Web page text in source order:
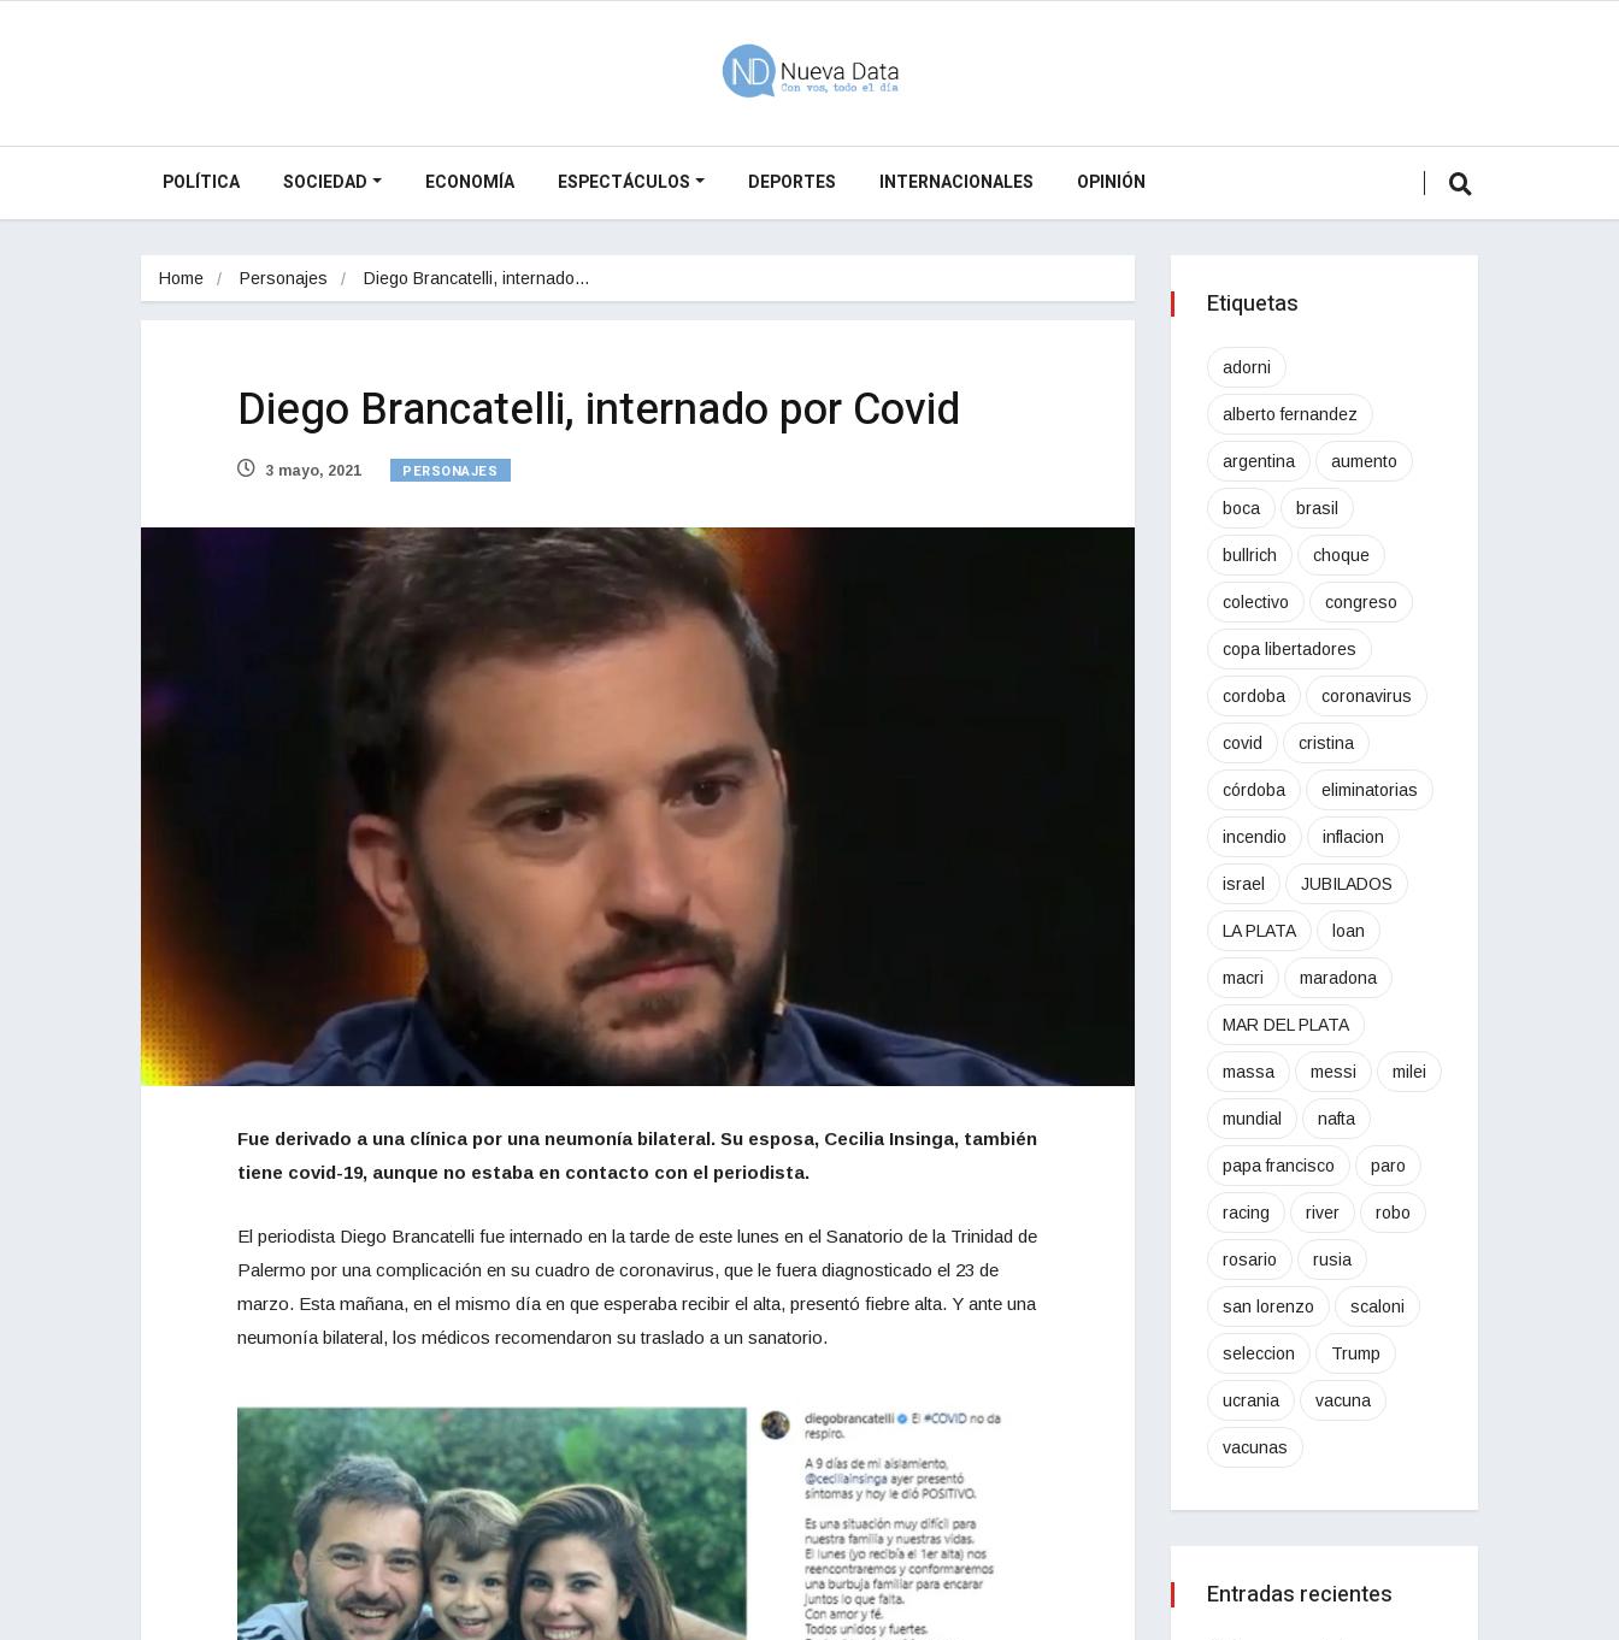
POLÍTICA SOCIEDAD ECONOMÍA ESPECTÁCULOS DEPORTES INTERNACIONALES OPINIÓN
Home Personajes Diego Brancatelli, internado…
Diego Brancatelli, internado por Covid
3 mayo, 2021 PERSONAJES
Fue derivado a una clínica por una neumonía bilateral. Su esposa, Cecilia Insinga, también
tiene covid-19, aunque no estaba en contacto con el periodista.
El periodista Diego Brancatelli fue internado en la tarde de este lunes en el Sanatorio de la Trinidad de
Palermo por una complicación en su cuadro de coronavirus, que le fuera diagnosticado el 23 de
marzo. Esta mañana, en el mismo día en que esperaba recibir el alta, presentó fiebre alta. Y ante una
neumonía bilateral, los médicos recomendaron su traslado a un sanatorio.
Etiquetas
adorni
alberto fernandez
argentina aumento
boca brasil
bullrich choque
colectivo congreso
copa libertadores
cordoba coronavirus
covid cristina
córdoba eliminatorias
incendio inflacion
israel JUBILADOS
LA PLATA loan
macri maradona
MAR DEL PLATA
massa messi milei
mundial nafta
papa francisco paro
racing river robo
rosario rusia
san lorenzo scaloni
seleccion Trump
ucrania vacuna
vacunas
Entradas recientes